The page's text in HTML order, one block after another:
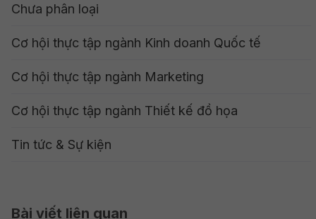
Chưa phân loại
Cơ hội thực tập ngành Kinh doanh Quốc tế
Cơ hội thực tập ngành Marketing
Cơ hội thực tập ngành Thiết kế đồ họa
Tin tức & Sự kiện
Bài viết liên quan